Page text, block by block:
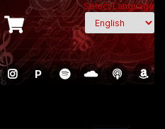
Select Language
P